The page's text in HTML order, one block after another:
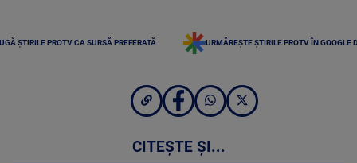
ȘTIRILE PROTV CA SURSĂ PREFERATĂ URMĂREȘTE ȘTIRILE PROTV ÎN GOOGLE
CITEȘTE ȘI...